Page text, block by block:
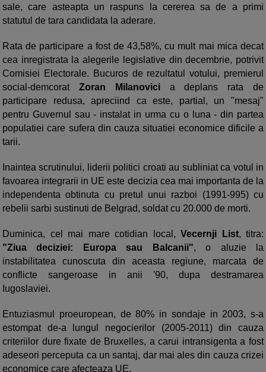
sale, care asteapta un raspuns la cererea sa de a primi
statutul de tara candidata la aderare.
Rata de participare a fost de 43,58%, cu mult mai mica decat
cea inregistrata la alegerile legislative din decembrie, potrivit
Comisiei Electorale. Bucuros de rezultatul votului, premierul
social-demcorat Zoran Milanovicia deplans rata de
participare redusa, apreciind ca este, partial, un "mesaj"
pentru Guvernul sau - instalat in urma cu o luna - din partea
populatiei care sufera din cauza situatiei economice dificile a
tarii.
Inaintea scrutinului, liderii politici croati au subliniat ca votul in
favoarea integrarii in UE este decizia cea mai importanta de la
independenta obtinuta cu pretul unui razboi (1991-995) cu
rebelii sarbi sustinuti de Belgrad, soldat cu 20.000 de morti.
Duminica, cel mai mare cotidian local, Vecernji List, titra:
"Ziua deciziei: Europa sau Balcanii", o aluzie la
instabilitatea cunoscuta din aceasta regiune, marcata de
conflicte sangeroase in anii '90, dupa destramarea
Iugoslaviei.
Entuziasmul proeuropean, de 80% in sondaje in 2003, s-a
estompat de-a lungul negocierilor (2005-2011) din cauza
criteriilor dure fixate de Bruxelles, a carui intransigenta a fost
adeseori perceputa ca un santaj, dar mai ales din cauza crizei
economice care afecteaza UE.